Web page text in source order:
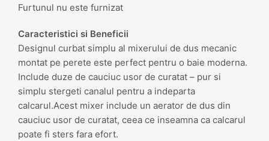
Furtunul nu este furnizat
Caracteristici si Beneficii
Designul curbat simplu al mixerului de dus mecanic
montat pe perete este perfect pentru o baie moderna.
Include duze de cauciuc usor de curatat – pur si
simplu stergeti canalul pentru a indeparta
calcarul.Acest mixer include un aerator de dus din
cauciuc usor de curatat, ceea ce inseamna ca calcarul
poate fi sters fara efort.